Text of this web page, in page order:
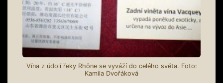
Vína z údolí řeky Rhône se vyváží do celého světa. Foto:
Kamila Dvořáková